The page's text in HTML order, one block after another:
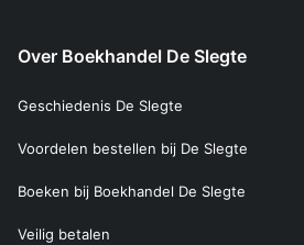
Over Boekhandel De Slegte
Geschiedenis De Slegte
Voordelen bestellen bij De Slegte
Boeken bij Boekhandel De Slegte
Veilig betalen